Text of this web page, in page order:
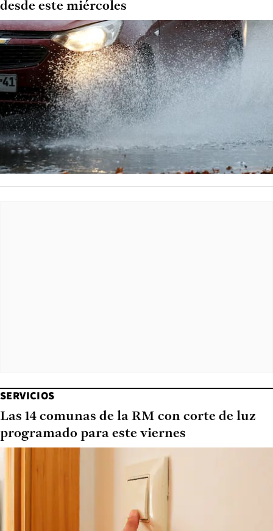
desde este miércoles
SERVICIOS
Las 14 comunas de la RM con corte de luz
programado para este viernes